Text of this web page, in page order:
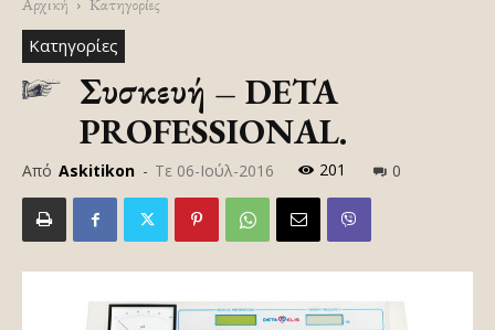
Κατηγορίες
Συσκευή – DETA
PROFESSIONAL.
Από Askitikon - Τε 06-Ιούλ-2016 201 0